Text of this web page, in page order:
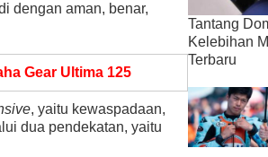
dengan aman, benar,
Gear Ultima 125
, yaitu kewaspadaan,
dua pendekatan, yaitu
Tantang
Kelebihan
Terbaru